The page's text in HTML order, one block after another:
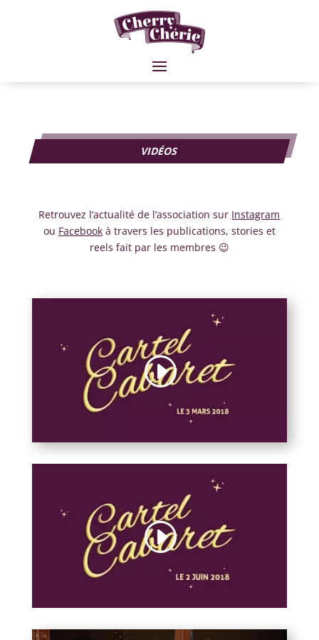
VIDÉOS
Retrouvez l’actualité de l’association sur Instagram
ou Facebookà travers les publications, stories et
reels fait par les membres 😉